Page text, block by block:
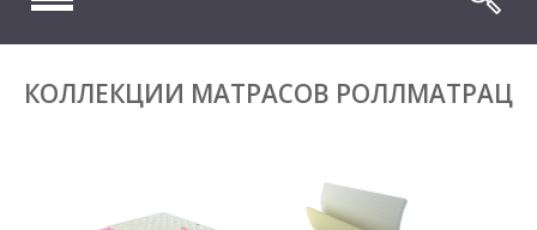
КОЛЛЕКЦИИ МАТРАСОВ РОЛЛМАТРАЦ